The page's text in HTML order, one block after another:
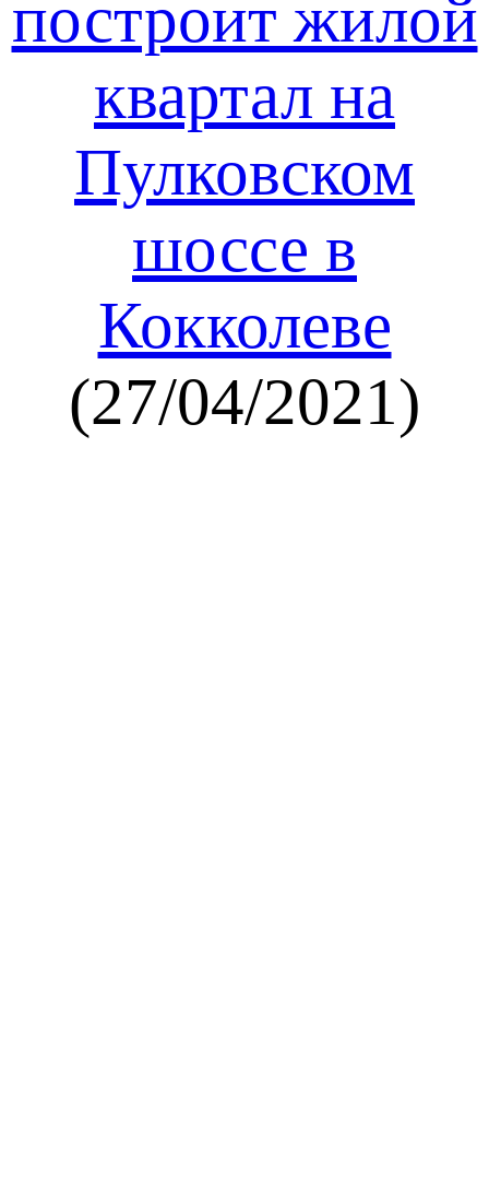
построит жилой
квартал на
Пулковском
шоссе в
Кокколеве
(27/04/2021)